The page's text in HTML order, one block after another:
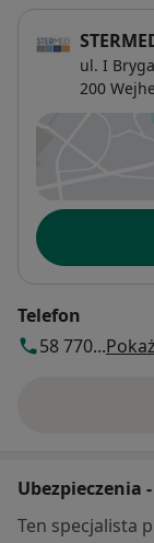
ul. I
200
Dostępność
Telefon
58 770...
Ubezpieczenia
Ten specjalista